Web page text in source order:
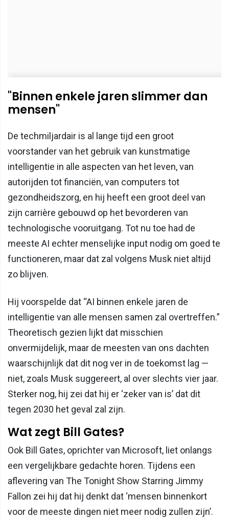
"Binnen enkele jaren slimmer dan
mensen"
De techmiljardair is al lange tijd een groot
voorstander van het gebruik van kunstmatige
intelligentie in alle aspecten van het leven, van
autorijden tot financiën, van computers tot
gezondheidszorg, en hij heeft een groot deel van
zijn carrière gebouwd op het bevorderen van
technologische vooruitgang. Tot nu toe had de
meeste AI echter menselijke input nodig om goed te
functioneren, maar dat zal volgens Musk niet altijd
zo blijven.
Hij voorspelde dat “AI binnen enkele jaren de
intelligentie van alle mensen samen zal overtreffen.”
Theoretisch gezien lijkt dat misschien
onvermijdelijk, maar de meesten van ons dachten
waarschijnlijk dat dit nog ver in de toekomst lag —
niet, zoals Musk suggereert, al over slechts vier jaar.
Sterker nog, hij zei dat hij er ‘zeker van is’ dat dit
tegen 2030 het geval zal zijn.
Wat zegt Bill Gates?
Ook Bill Gates, oprichter van Microsoft, liet onlangs
een vergelijkbare gedachte horen. Tijdens een
aflevering van The Tonight Show Starring Jimmy
Fallon zei hij dat hij denkt dat ‘mensen binnenkort
voor de meeste dingen niet meer nodig zullen zijn’.